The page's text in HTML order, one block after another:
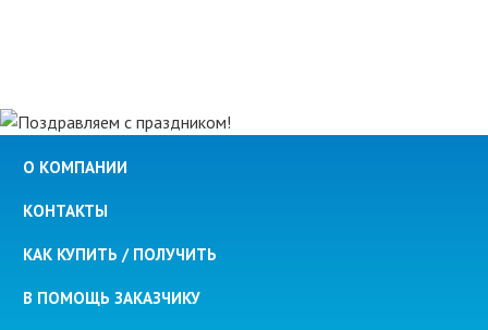
О КОМПАНИИ
КОНТАКТЫ
КАК КУПИТЬ / ПОЛУЧИТЬ
В ПОМОЩЬ ЗАКАЗЧИКУ